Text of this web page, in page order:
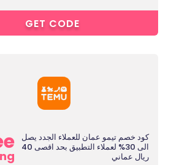
GET CODE
كود خصم تيمو عمان للعملاء الجدد يصل
الى 30% لعملاء التطبيق بحد اقصى 40
ريال عماني